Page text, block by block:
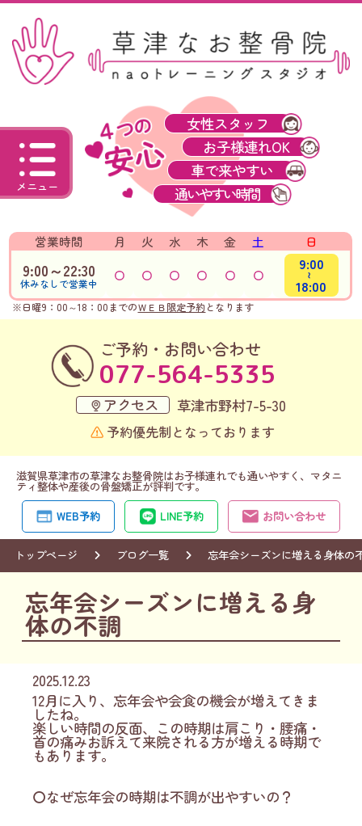
滋賀県草津市の草津なお整骨院はお子様連れでも通いやすく、マタニ
ティ整体や産後の骨盤矯正が評判です。
WEB予約
LINE予約 お問い合わせ
女性スタッフ
お子様連れOK
車で来やすい
通いやすい時間
営業時間 月 火 水 木 金 土 日
9:00～22:30
休みなしで営業中
9:00
～
18:00
※日曜9：00～18：00までのＷＥＢ限定予約 となります
ご予約・お問い合わせ
077-564-5335
アクセス 草津市野村7-5-30
予約優先制となっております
トップページ ブログ一覧 忘年会シーズンに増える身体の
忘年会シーズンに増える身
体の不調
2025.12.23
12月に入り、忘年会や会食の機会が増えてきま
したね。
楽しい時間の反面、この時期は肩こり・腰痛・
首の痛みお訴えて来院される方が増える時期で
もあります。
〇なぜ忘年会の時期は不調が出やすいの？
メニュー